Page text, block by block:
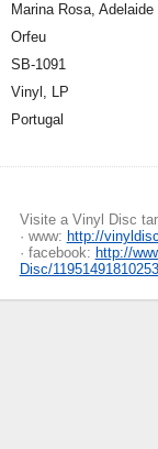
Marina Rosa, Adelaide
Orfeu
SB-1091
Vinyl, LP
Portugal
Visite a Vinyl Disc
· www: http://
· facebook: http://
Disc/